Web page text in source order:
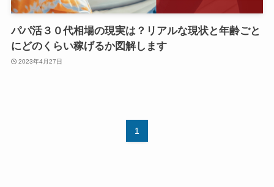
パパ活３０代相場の現実は？リアルな現状と年齢ごと
にどのくらい稼げるか図解します
2023年4月27日
1